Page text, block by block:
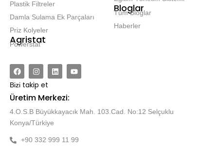
Plastik Filtreler
Damla Sulama Ek Parçaları
Priz Kolyeler
Agristat
Powerstat
Bloglar
Tüm Bloglar
Haberler
Bizi takip et
Üretim Merkezi:
4.O.S.B Büyükkayacık Mah. 103.Cad. No:12 Selçuklu
Konya/Türkiye
+90 332 999 11 99